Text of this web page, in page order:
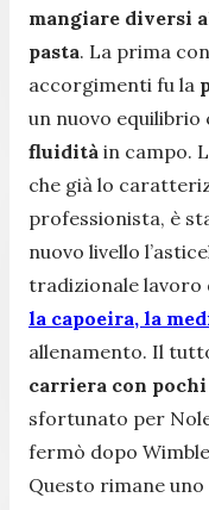
mangiare diversi
pasta. La prima
accorgimenti fu la
un nuovo equilibrio
fluidità in campo.
che già lo
professionista, è
nuovo livello
tradizionale lavoro
la capoeira, la
allenamento. Il
carriera con
sfortunato per
fermò dopo
Questo rimane